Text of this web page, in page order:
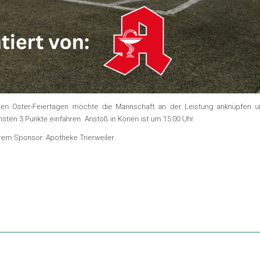
Oster-Feiertagen möchte die Mannschaft an der Leistung anknüpfen
3 Punkte einfahren. Anstoß in Könen ist um 15:00 Uhr.
Sponsor: Apotheke Trierweiler